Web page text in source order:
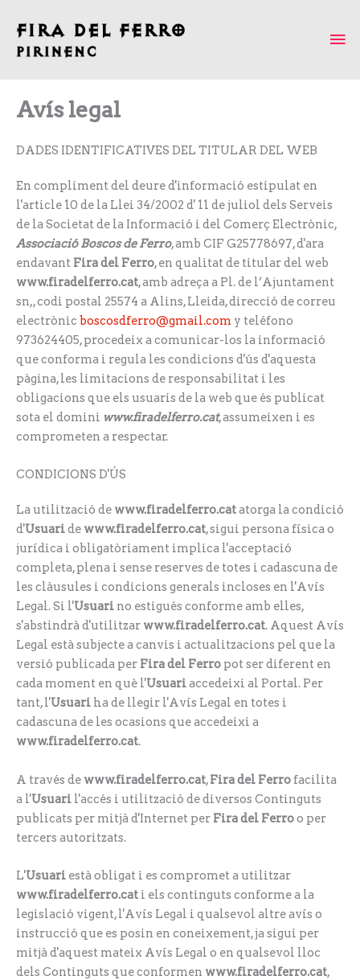
contingut
Avís legal
DADES IDENTIFICATIVES DEL TITULAR DEL WEB
En compliment del deure d'informació estipulat en
l'article 10 de la Llei 34/2002 d' 11 de juliol dels Serveis
de la Societat de la Informació i del Comerç Electrònic,
Associació Boscos de Ferro, amb CIF G25778697, d'ara
endavant Fira del Ferro, en qualitat de titular del web
www.firadelferro.cat, amb adreça a Pl. de l’Ajuntament
sn,, codi postal 25574 a Alins, Lleida, direcció de correu
electrònicboscosdferro@gmail.com y teléfono
973624405, procedeix a comunicar-los la informació
que conforma i regula les condicions d'ús d'aquesta
pàgina, les limitacions de responsabilitat i les
obligacions que els usuaris de la web que és publicat
sota el domini www.firadelferro.cat, assumeixen i es
comprometen a respectar.
CONDICIONS D'ÚS
La utilització de www.firadelferro.catatorga la condició
d'Usuaride www.firadelferro.cat, sigui persona física o
jurídica i obligatòriament implica l'acceptació
completa, plena i sense reserves de totes i cadascuna de
les clàusules i condicions generals incloses en l'Avís
Legal. Si l'Usuari no estigués conforme amb elles,
s'abstindrà d'utilitzar www.firadelferro.cat. Aquest Avís
Legal està subjecte a canvis i actualitzacions pel que la
versió publicada per Fira del Ferro pot ser diferent en
cada moment en què l'Usuariaccedeixi al Portal. Per
tant, l'Usuari ha de llegir l'Avís Legal en totes i
cadascuna de les ocasions que accedeixi a
www.firadelferro.cat.
A través de www.firadelferro.cat,Fira del Ferro facilita
a l'Usuari l'accés i utilització de diversos Continguts
publicats per mitjà d'Internet per Fira del Ferroo per
tercers autoritzats.
L'Usuari està obligat i es compromet a utilitzar
www.firadelferro.cat i els continguts conforme a la
legislació vigent, l'Avís Legal i qualsevol altre avís o
instrucció que es posin en coneixement, ja sigui per
mitjà d'aquest mateix Avís Legal o en qualsevol lloc
dels Continguts que conformen www.firadelferro.cat,